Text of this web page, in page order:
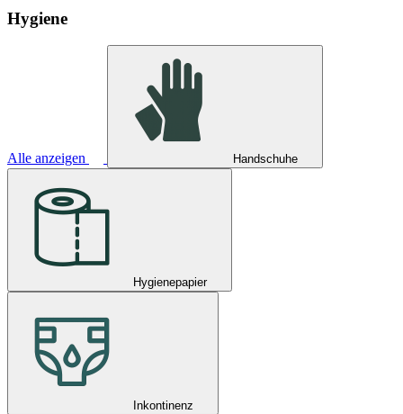
Hygiene
Alle anzeigen Handschuhe
Hygienepapier
Inkontinenz